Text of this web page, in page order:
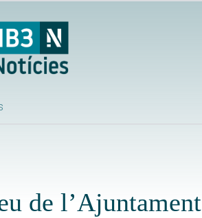
de l’Ajuntament